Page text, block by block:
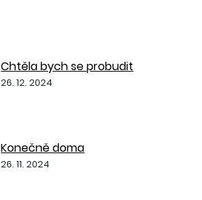
Chtěla bych se probudit
26. 12. 2024
Konečně doma
26. 11. 2024